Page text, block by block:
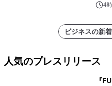
ート
4
ビジネスの新
人気のプレスリリース
『